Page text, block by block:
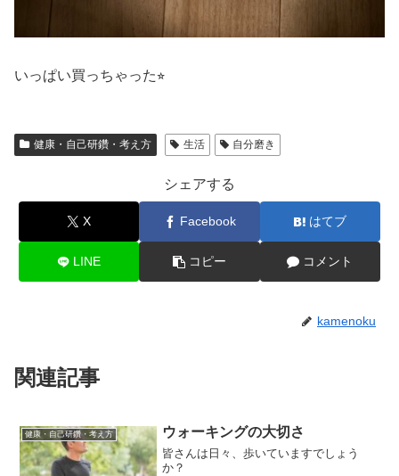
いっぱい買っちゃった⭐︎
健康・自己研鑽・考え方 生活 自分磨き
シェアする
X Facebook はてブ
LINE コピー コメント
kamenoku
関連記事
健康・自己研鑽・考え方 ウォーキングの大切さ
皆さんは日々、歩いていますでしょう
か？